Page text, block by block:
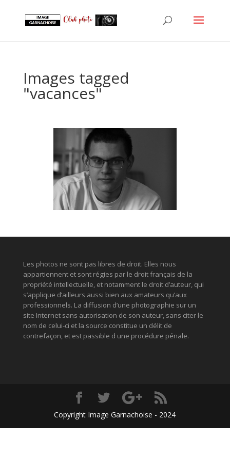
Images tagged
"vacances"
Les photos ne sont pas libres de droit. Elles nous
appartiennent et sont régies par le droit français de la
propriété intellectuelle, et notamment le droit d’auteur, qui
s’applique d’ailleurs aussi bien aux amateurs qu’aux
professionnels. La diffusion d’une photographie sur un
site Internet sans autorisation de son auteur, sans citer le
nom de celui-ci et la source constitue un délit de
contrefaçon, et est passible d une procédure pénale.
Copyright Image Garnachoise - 2024